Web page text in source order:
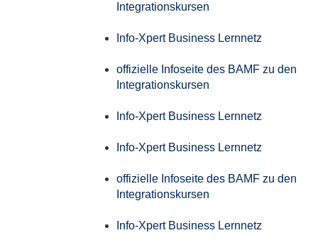
Integrationskursen
Info-Xpert Business Lernnetz
offizielle Infoseite des BAMF zu den
Integrationskursen
Info-Xpert Business Lernnetz
Info-Xpert Business Lernnetz
offizielle Infoseite des BAMF zu den
Integrationskursen
Info-Xpert Business Lernnetz